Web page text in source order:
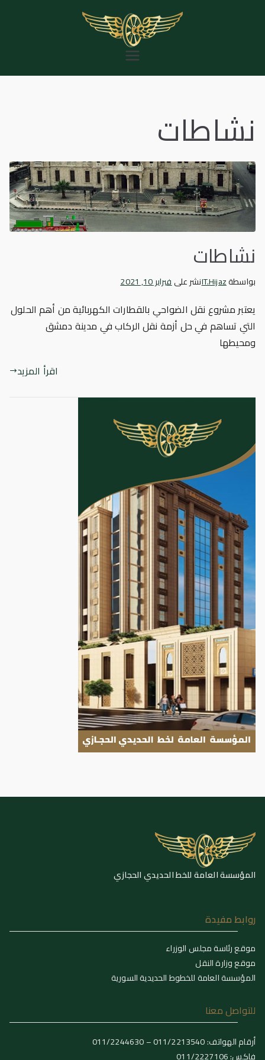
للخط الحديدي
نشاطات
نشاطات
بواسطةIT.Hijazنشر علىفبراير 10, 2021
يعتبر مشروع نقل الضواحي بالقطارات الكهربائية من أهم الحلول
التي تساهم في حل أزمة نقل الركاب في مدينة دمشق
ومحيطها
اقرأ المزيد
المؤسسة العامة للخط الحديدي الحجازي
روابط مفيدة
موقع رئاسة مجلس الوزراء
موقع وزارة النقل
المؤسسة العامة للخطوط الحديدية السورية
للتواصل معنا
أرقام الهواتف: 011/2213540 – 011/2244630
فاكس: 011/2227106